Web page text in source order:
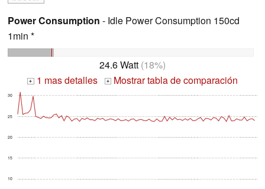
Power Consumption - Idle Power Consumption 150cd
1min *
24.6 Watt (18%)
+ 1 mas detalles + Mostrar tabla de comparación
10
15
20
25
30